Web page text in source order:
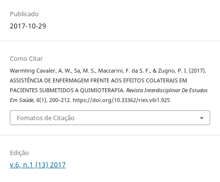
Publicado
2017-10-29
Como Citar
Warmling Cavaler, A. W., Sa, M. S., Maccarini, F. da S. F., & Zugno, P. I. (2017).
ASSISTÊNCIA DE ENFERMAGEM FRENTE AOS EFEITOS COLATERAIS EM
PACIENTES SUBMETIDOS A QUIMIOTERAPIA. Revista Interdisciplinar De Estudos
Em Saúde, 6(1), 200–212. https://doi.org/10.33362/ries.v6i1.925
Fomatos de Citação
Edição
v.6, n.1 (13) 2017